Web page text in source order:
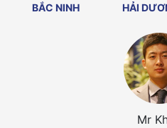
BẮC NINH
HẢI
Mr